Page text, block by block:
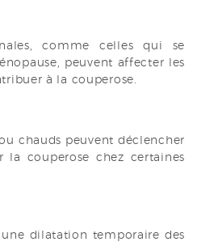
comme celles qui se
peuvent affecter les
à la couperose.
chauds peuvent déclencher
la couperose chez certaines
une dilatation temporaire des